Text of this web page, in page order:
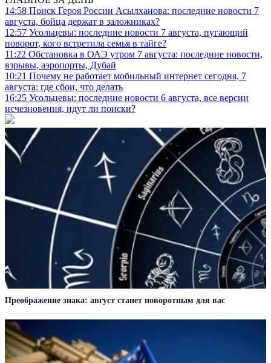
14:58 Поиск Героя России Асылханова: последние новости 7
августа, бойца держат в заложниках?
12:57 Усольцевы: последние новости 7 августа, пугающий
поворот, кого встретила семья в тайге?
11:22 Обстановка в ОАЭ утром 7 августа: последние новости,
взрывы, аэропорты, Дубай
10:21 Почему не работает мобильный интернет сегодня, 7
августа: где сбои, что делать
16:25 Усольцевы: последние новости 6 августа, все версии
исчезновения, идут ли поиски?
Преображение знака: август станет поворотным для вас